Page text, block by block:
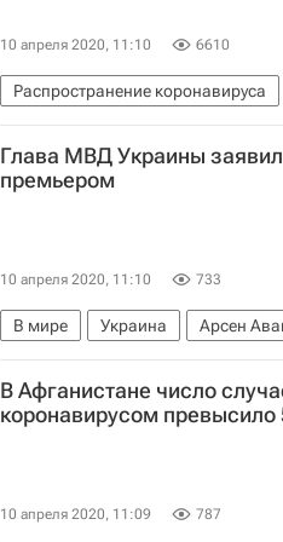
10 апреля 2020, 11:10 6610
Распространение коронавируса
Архангельская область
Александр Цыбульский
Глава МВД Украины
премьером
10 апреля 2020, 11:10 733
В мире Украина Арсен
В Афганистане число
коронавирусом превысило
10 апреля 2020, 11:09 787